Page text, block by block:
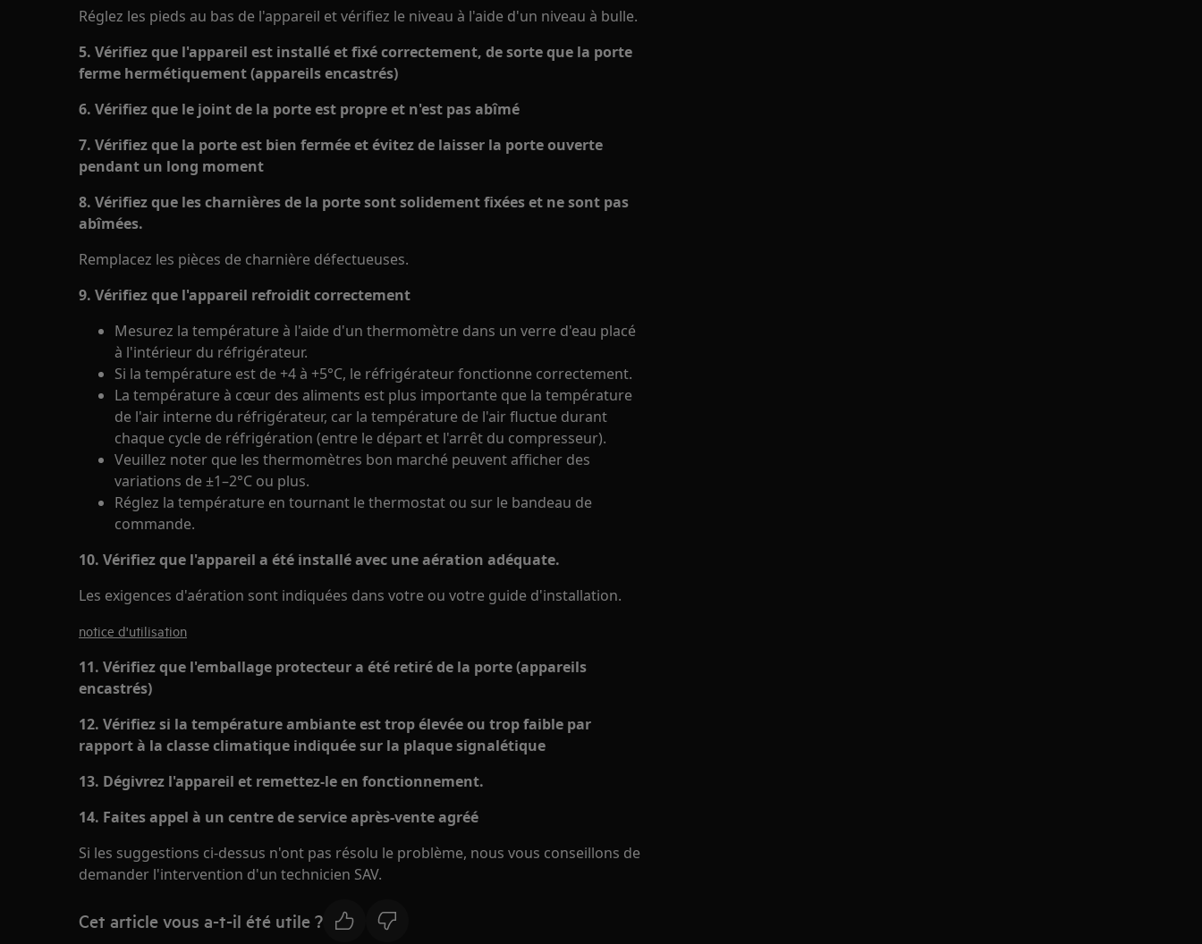
Réglez les pieds au bas de l'appareil et vérifiez le niveau à l'aide d'un niveau à bulle.
5. Vérifiez que l'appareil est installé et fixé correctement, de sorte que la porte
ferme hermétiquement (appareils encastrés)
6. Vérifiez que le joint de la porte est propre et n'est pas abîmé
7. Vérifiez que la porte est bien fermée et évitez de laisser la porte ouverte
pendant un long moment
8. Vérifiez que les charnières de la porte sont solidement fixées et ne sont pas
abîmées.
Remplacez les pièces de charnière défectueuses.
9. Vérifiez que l'appareil refroidit correctement
Mesurez la température à l'aide d'un thermomètre dans un verre d'eau placé
à l'intérieur du réfrigérateur.
Si la température est de +4 à +5°C, le réfrigérateur fonctionne correctement.
La température à cœur des aliments est plus importante que la température
de l'air interne du réfrigérateur, car la température de l'air fluctue durant
chaque cycle de réfrigération (entre le départ et l'arrêt du compresseur).
Veuillez noter que les thermomètres bon marché peuvent afficher des
variations de ±1–2°C ou plus.
Réglez la température en tournant le thermostat ou sur le bandeau de
commande.
10. Vérifiez que l'appareil a été installé avec une aération adéquate.
Les exigences d'aération sont indiquées dans votre ou votre guide d'installation.
notice d'utilisation
11. Vérifiez que l'emballage protecteur a été retiré de la porte (appareils
encastrés)
12. Vérifiez si la température ambiante est trop élevée ou trop faible par
rapport à la classe climatique indiquée sur la plaque signalétique
13. Dégivrez l'appareil et remettez-le en fonctionnement.
14. Faites appel à un centre de service après-vente agréé
Si les suggestions ci-dessus n'ont pas résolu le problème, nous vous conseillons de
demander l'intervention d'un technicien SAV.
Cet article vous a-t-il été utile ?